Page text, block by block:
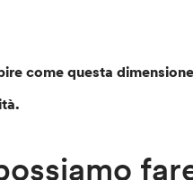
come questa